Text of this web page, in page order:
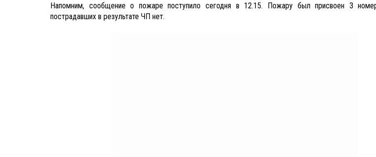
Напомним, сообщение о пожаре поступило сегодня в 12.15. Пожару был присвоен 3
пострадавших в результате ЧП нет.